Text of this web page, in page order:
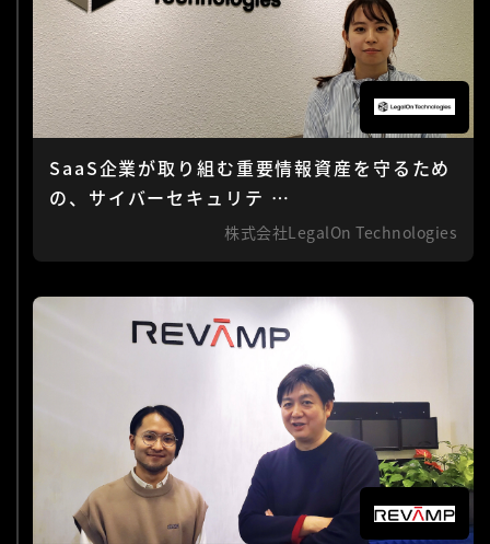
SaaS企業が取り組む重要情報資産を守るため
の、サイバーセキュリテ …
株式会社LegalOn Technologies